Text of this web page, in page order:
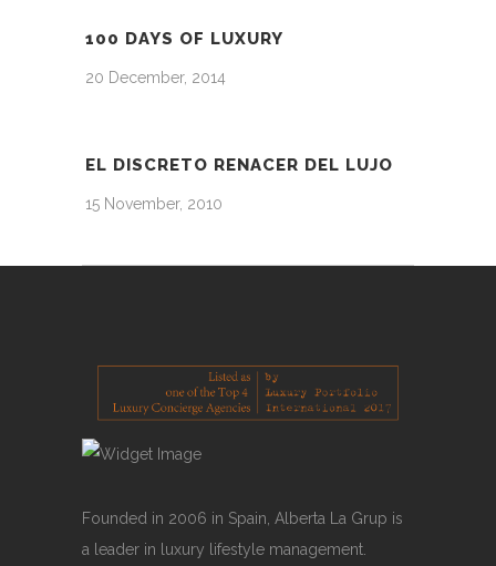
100 DAYS OF LUXURY
20 December, 2014
EL DISCRETO RENACER DEL LUJO
15 November, 2010
Founded in 2006 in Spain, Alberta La Grup is
a leader in luxury lifestyle management.